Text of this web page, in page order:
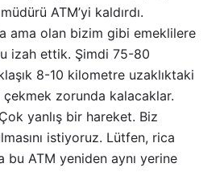
ATM’yi kaldırdı.
ama olan bizim gibi emeklilere
izah ettik. Şimdi 75-80
8-10 kilometre uzaklıktaki
çekmek zorunda kalacaklar.
yanlış bir hareket. Biz
istiyoruz. Lütfen, rica
bu ATM yeniden aynı yerine